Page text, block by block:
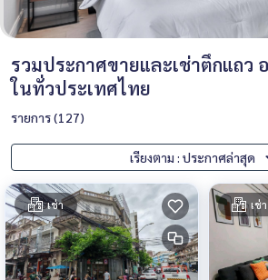
รวมประกาศขายและเช่าตึกแถว
ในทั่วประเทศไทย
รายการ (127)
เรียงตาม : ประกาศล่าสุด
เช่า เช่า